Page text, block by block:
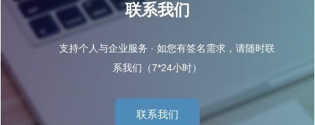
联系我们
支持个人与企业服务 · 如您有签名需求，请随时联
系我们（7*24小时）
联系我们